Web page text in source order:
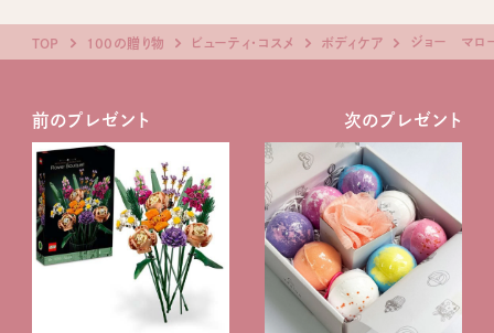
TOP 100の贈り物 ビューティ・コスメ ボディケア ジョー マロ
前のプレゼント 次のプレゼント